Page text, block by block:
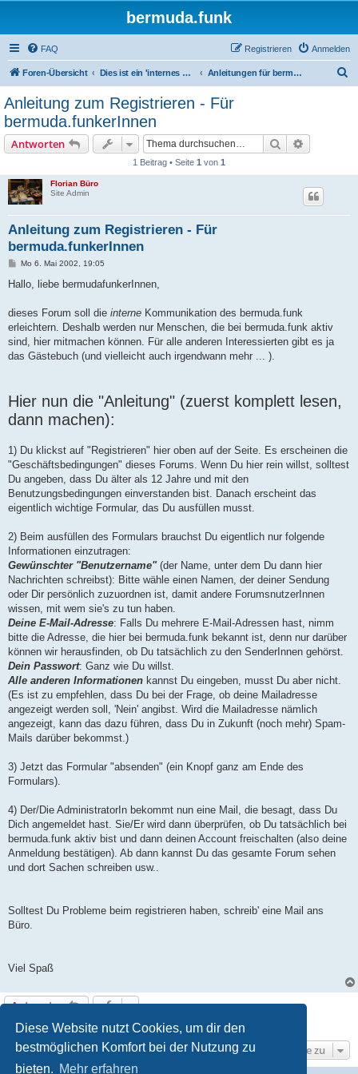
Diese Website nutzt Cookies, um dir den
bestmöglichen Komfort bei der Nutzung zu
bieten. Mehr erfahren
bermuda.funk
FAQ Anmelden
Registrieren
Foren-Übersicht Dies ist ein 'internes Forum' nur für bermuda.funkerInnen ... Anleitungen für bermuda.funkerInnen. Vor dem Anmelden lesen!
Anleitung zum Registrieren - Für
bermuda.funkerInnen
Antworten Suche
1 Beitrag • Seite 1 von 1
Florian Büro
Site Admin
Anleitung zum Registrieren - Für
bermuda.funkerInnen
B
i
a
Mo 6. Mai 2002, 19:05
Hallo, liebe bermudafunkerInnen,
dieses Forum soll die interne Kommunikation des bermuda.funk
erleichtern. Deshalb werden nur Menschen, die bei bermuda.funk aktiv
sind, hier mitmachen können. Für alle anderen Interessierten gibt es ja
das Gästebuch (und vielleicht auch irgendwann mehr ... ).
Hier nun die "Anleitung" (zuerst komplett lesen,
dann machen):
1) Du klickst auf "Registrieren" hier oben auf der Seite. Es erscheinen die
"Geschäftsbedingungen" dieses Forums. Wenn Du hier rein willst, solltest
Du angeben, dass Du älter als 12 Jahre und mit den
Benutzungsbedingungen einverstanden bist. Danach erscheint das
eigentlich wichtige Formular, das Du ausfüllen musst.
2) Beim ausfüllen des Formulars brauchst Du eigentlich nur folgende
Informationen einzutragen:
Gewünschter "Benutzername"(der Name, unter dem Du dann hier
Nachrichten schreibst): Bitte wähle einen Namen, der deiner Sendung
oder Dir persönlich zuzuordnen ist, damit andere ForumsnutzerInnen
wissen, mit wem sie's zu tun haben.
Deine E-Mail-Adresse: Falls Du mehrere E-Mail-Adressen hast, nimm
bitte die Adresse, die hier bei bermuda.funk bekannt ist, denn nur darüber
können wir herausfinden, ob Du tatsächlich zu den SenderInnen gehörst.
Dein Passwort: Ganz wie Du willst.
Alle anderen Informationen kannst Du eingeben, musst Du aber nicht.
(Es ist zu empfehlen, dass Du bei der Frage, ob deine Mailadresse
angezeigt werden soll, 'Nein' angibst. Wird die Mailadresse nämlich
angezeigt, kann das dazu führen, dass Du in Zukunft (noch mehr) Spam-
Mails darüber bekommst.)
3) Jetzt das Formular "absenden" (ein Knopf ganz am Ende des
Formulars).
4) Der/Die AdministratorIn bekommt nun eine Mail, die besagt, dass Du
Dich angemeldet hast. Sie/Er wird dann überprüfen, ob Du tatsächlich bei
bermuda.funk aktiv bist und dann deinen Account freischalten (also deine
Anmeldung bestätigen). Ab dann kannst Du das gesamte Forum sehen
und dort Sachen schreiben usw..
Solltest Du Probleme beim registrieren haben, schreib' eine Mail ans
Büro.
Viel Spaß
Antworten
1 Beitrag • Seite1von 1
Gehe zu